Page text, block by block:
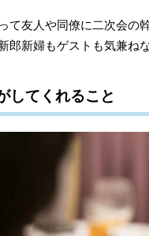
て友人や同僚に二次会の
郎新婦もゲストも気兼ね
してくれること